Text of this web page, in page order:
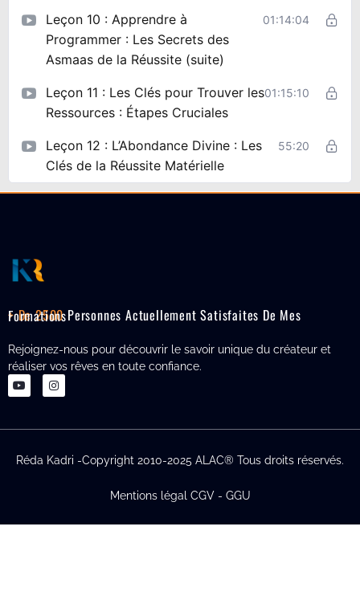
Leçon 10 : Apprendre à
Programmer : Les Secrets des
Asmaas de la Réussite (suite)
01:14:04
Leçon 11 : Les Clés pour Trouver les
Ressources : Étapes Cruciales
01:15:10
Leçon 12 : L’Abondance Divine : Les
Clés de la Réussite Matérielle
55:20
+ De 2500
Personnes Actuellement Satisfaites De Mes Formations
Rejoignez-nous pour découvrir le savoir unique du créateur et
réaliser vos rêves en toute confiance.
Réda Kadri -Copyright 2010-2025 ALAC® Tous droits réservés.
Mentions légal CGV - GGU